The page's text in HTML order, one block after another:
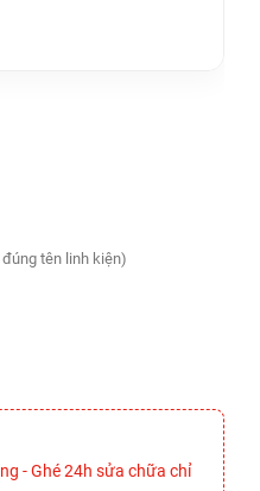
tên linh kiện)
- Ghé 24h sửa chữa chỉ